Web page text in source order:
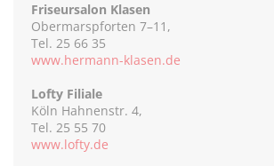
Friseursalon Klasen
Obermarspforten 7–11,
Tel. 25 66 35
www.hermann-klasen.de
Lofty Filiale
Köln Hahnenstr. 4,
Tel. 25 55 70
www.lofty.de